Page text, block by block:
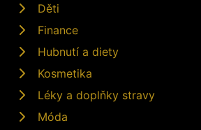
Děti
Finance
Hubnutí a diety
Kosmetika
Léky a doplňky stravy
Móda